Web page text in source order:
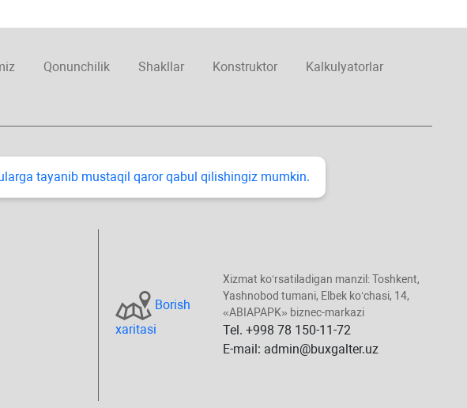
Qonunchilik Shakllar Konstruktor Kalkulyatorlar
tayanib mustaqil qaror qabul qilishingiz mumkin.
Borish
хaritasi
Xizmat koʻrsatiladigan manzil: Toshkent,
Yashnobod tumani, Elbek koʻchasi, 14,
«ABIAPAPK» biznec-markazi
Tel. +998 78 150-11-72
E-mail: admin@buxgalter.uz